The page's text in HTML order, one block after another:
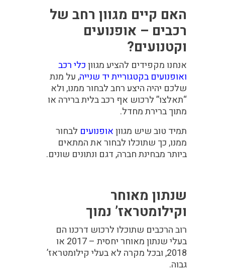
האם קיים מגוון רחב של
רכבים – אופנועים
וקטנועים?
אנחנו מקפידים להציע מגווןכלי רכב
ואופנועים בקטגוריית יד שנייה, על מנת
שלכם יהיה היצע רחב לבחור ממנו, ולא
“תאלצו” לרכוש אף רכב בלית ברירה או
מתוך ברירת מחדל.
תמיד טוב שיש מגווןאופנועים לבחור
ממנו, כך שתוכלו לבחור את המתאים
ביותר מבחינת חברה, דגם ונתונים שונים.
שנתון מאוחר
וקילומטראז’ נמוך
רוב הרכבים שתוכלו לרכוש דרכנו הם
בעלי שנתון מאוחר יחסית – 2017 או
2018, ובכל מקרה לא בעלי קילומטראז’
גבוה.